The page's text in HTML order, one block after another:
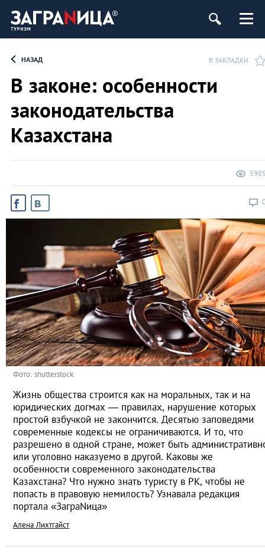
НАЗАД В ЗАКЛАДКИ
В законе: особенности
законодательства
Казахстана
Фото: shutterstock
Жизнь общества строится как на моральных, так и на
юридических догмах — правилах, нарушение которых
простой взбучкой не закончится. Десятью заповедями
современные кодексы не ограничиваются. И то, что
разрешено в одной стране, может быть
или уголовно наказуемо в другой. Каковы же
особенности современного законодательства
Казахстана? Что нужно знать туристу в РК, чтобы не
попасть в правовую немилость? Узнавала редакция
портала «ЗаграNица»
Алена Лихтгайст